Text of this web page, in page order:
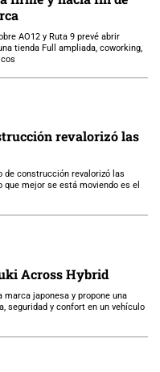
AO12 y Ruta 9 prevé abrir
tienda Full ampliada, coworking,
revalorizó las
de construcción revalorizó las
mejor se está moviendo es el
Across Hybrid
japonesa y propone una
seguridad y confort en un vehículo